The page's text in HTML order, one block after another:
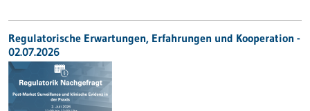
Regulatorische Erwartungen, Erfahrungen und Kooperation -
02.07.2026